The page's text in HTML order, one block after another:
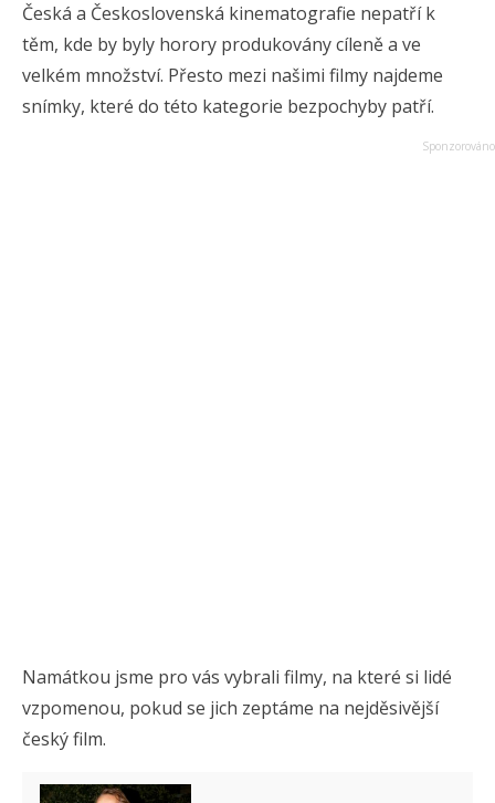
Česká a Československá kinematografie nepatří k
těm, kde by byly horory produkovány cíleně a ve
velkém množství. Přesto mezi našimi filmy najdeme
snímky, které do této kategorie bezpochyby patří.
Namátkou jsme pro vás vybrali filmy, na které si lidé
vzpomenou, pokud se jich zeptáme na nejděsivější
český film.